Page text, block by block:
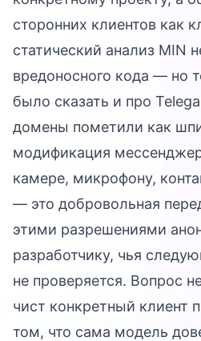
сторонних клиентов как
статический анализ MIN
вредоносного кода — но
было сказать и про
домены пометили как
модификация
камере, микрофону,
— это добровольная
этими разрешениями
разработчику, чья
не проверяется. Вопрос
чист конкретный клиент
том, что сама модель